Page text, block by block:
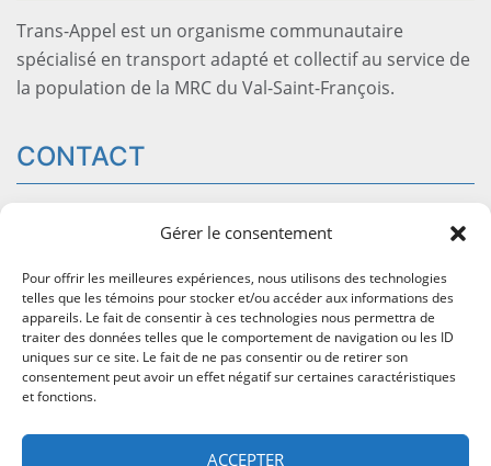
Gérer le consentement
Pour offrir les meilleures expériences, nous utilisons des technologies
telles que les témoins pour stocker et/ou accéder aux informations des
appareils. Le fait de consentir à ces technologies nous permettra de
traiter des données telles que le comportement de navigation ou les ID
uniques sur ce site. Le fait de ne pas consentir ou de retirer son
consentement peut avoir un effet négatif sur certaines caractéristiques
et fonctions.
ACCEPTER
Trans-Appel est un organisme communautaire
spécialisé en transport adapté et collectif au service de
la population de la MRC du Val-Saint-François.
CONTACT
819-845-2777
1-800-716-2777(sans frais)
Page Facebook
ACCUEIL